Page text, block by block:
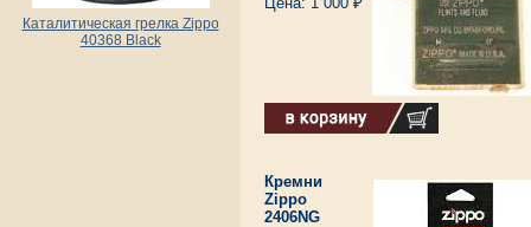
Каталитическая грелка Zippo
40368 Black
Кремни
Zippo
2406NG